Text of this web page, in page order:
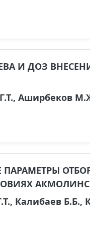
И ДОЗ
Аширбеков
Калибаев